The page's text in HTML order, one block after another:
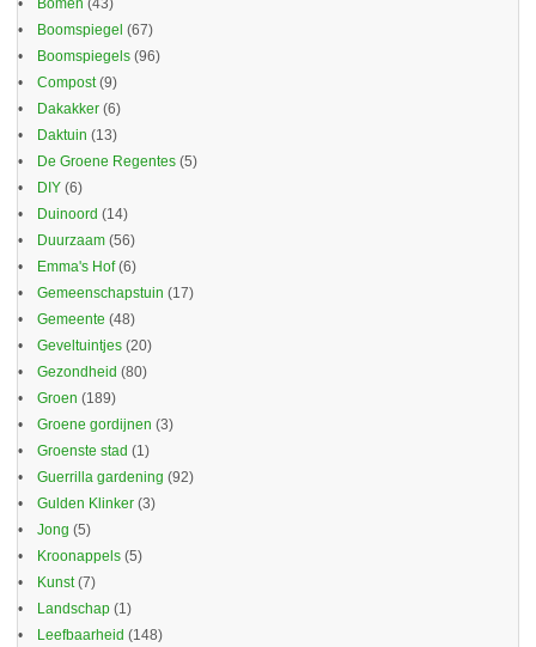
Boomspiegel (67)
Boomspiegels (96)
Compost(9)
Dakakker (6)
Daktuin (13)
De Groene Regentes (5)
DIY (6)
Duinoord (14)
Duurzaam (56)
Emma's Hof(6)
Gemeenschapstuin (17)
Gemeente (48)
Geveltuintjes (20)
Gezondheid (80)
Groen (189)
Groene gordijnen (3)
Groenste stad (1)
Guerrilla gardening (92)
Gulden Klinker (3)
Jong (5)
Kroonappels (5)
Kunst(7)
Landschap (1)
Leefbaarheid (148)